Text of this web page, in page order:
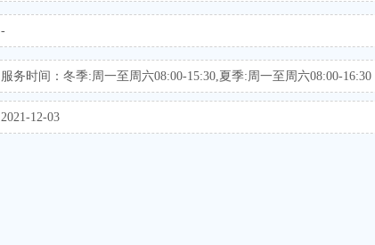
-
服务时间：冬季:周一至周六08:00-15:30,夏季:周一至周六08:00-16:30
2021-12-03